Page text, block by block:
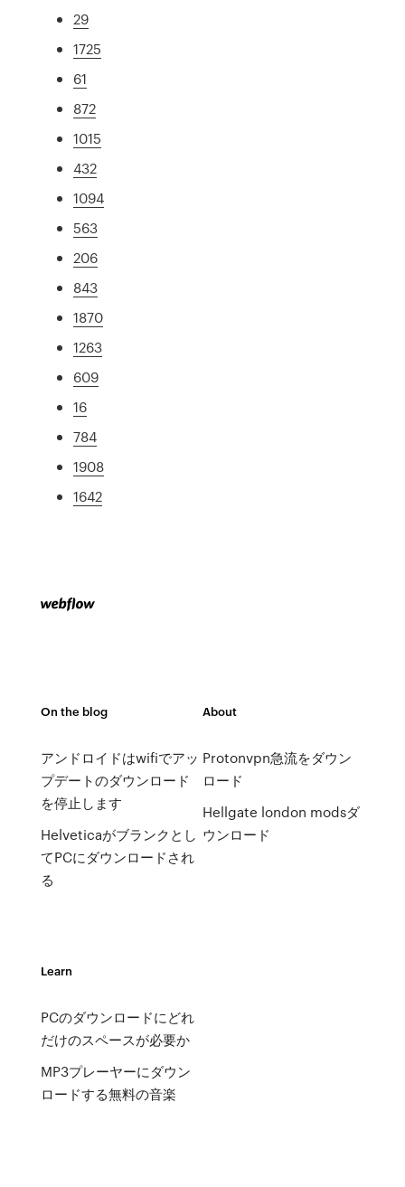
29
1725
61
872
1015
432
1094
563
206
843
1870
1263
609
16
784
1908
1642
On the blog
アンドロイドはwifiでアッ
プデートのダウンロード
を停止します
Helveticaがブランクとし
てPCにダウンロードされ
る
About
Protonvpn急流をダウン
ロード
Hellgate london modsダ
ウンロード
Learn
PCのダウンロードにどれ
だけのスペースが必要か
MP3プレーヤーにダウン
ロードする無料の音楽